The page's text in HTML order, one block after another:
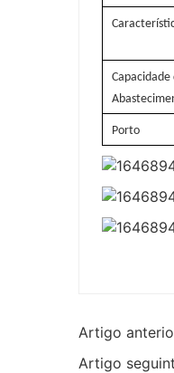
Capacidade
Porto
Artigo
Artigo